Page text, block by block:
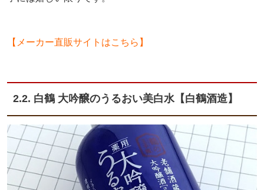
【メーカー直販サイトはこちら】
2.2. 白鶴 大吟醸のうるおい美白水【白鶴酒造】